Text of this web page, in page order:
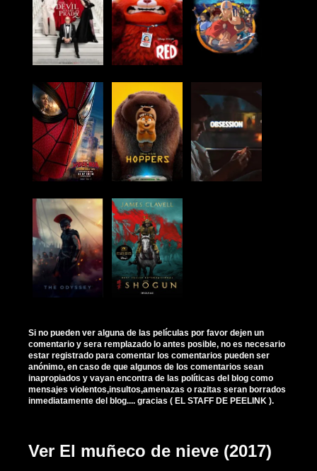
Si no pueden ver alguna de las películas por favor dejen un
comentario y sera remplazado lo antes posible, no es necesario
estar registrado para comentar los comentarios pueden ser
anónimo, en caso de que algunos de los comentarios sean
inapropiados y vayan encontra de las políticas del blog como
mensajes violentos,insultos,amenazas o razitas seran borrados
inmediatamente del blog.... gracias ( EL STAFF DE PEELINK ).
Ver El muñeco de nieve (2017)